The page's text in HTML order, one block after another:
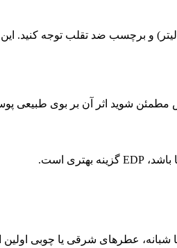
هادی پرفیوم، به بسته‌بندی اورجینال، تاریخ تولید، حجم مشخص (۳۰، ۵۰،
شبانه، عطرهای شرقی یا چوبی اولین